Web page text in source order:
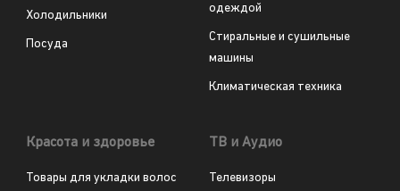
Холодильники
Посуда
одеждой
Стиральные и сушильные
машины
Климатическая техника
Красота и здоровье
Товары для укладки волос
ТВ и Аудио
Телевизоры